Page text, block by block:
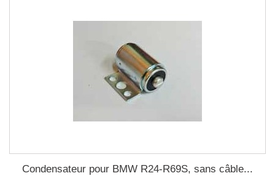
Condensateur pour BMW R24-R69S, sans câble...